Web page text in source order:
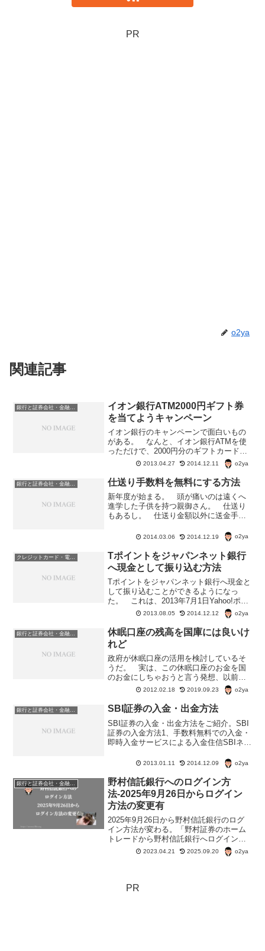
PR
o2ya
関連記事
イオン銀行ATM2000円ギフト券
を当てようキャンペーン
イオン銀行のキャンペーンで面白いもの
がある。 なんと、イオン銀行ATMを使
っただけで、2000円分のギフトカードが
当たる。 では、早速、イオン銀行
ATM・2000円ギフト券キャンペーンの内
容をご紹介。イオン銀行のATMを使っ
て、2000円の...
2013.04.27 2014.12.11 o2ya
銀行と証券会社・金融商品 仕送り手数料を無料にする方法
新年度が始まる。 頭が痛いのは遠くへ
進学した子供を持つ親御さん。 仕送り
もあるし。 仕送り金額以外に送金手数
は、この仕送りの送金手数料無料にする
手立てがある。仕送り手数料を無料にす
る方法・他の銀行への振り込...
2014.03.06 2014.12.19 o2ya
Tポイントをジャパンネット銀行
へ現金として振り込む方法
Tポイントをジャパンネット銀行へ現金と
して振り込むことができるようになっ
た。 これは、2013年7月1日Yahoo!ポイ
ントがYahoo!Japan限定Tポイントに変わ
ったため。 以前から、Yahoo!ポイント
をジャパンネット銀行へ現金とし...
2013.08.05 2014.12.12 o2ya
銀行と証券会社・金融商品
休眠口座の残高を国庫には良いけ
れど
政府が休眠口座の活用を検討しているそ
うだ。 実は、この休眠口座のお金を国
のお金にしちゃおうと言う発想、以前か
らあるらしい。 何度か、検討されて、
でも、銀行業界の反対で流れている。休
眠口座とは？ 長い間一度も取引が無
く、預金者と連絡がつかない...
2012.02.18 2019.09.23 o2ya
銀行と証券会社・金融商品 SBI証券の入金・出金方法
SBI証券の入金・出金方法をご紹介。SBI
証券の入金方法1、手数料無料での入金・
即時入金サービスによる入金住信SBIネッ
行・スルガ銀行・セブン銀行・三菱東京
UFJ銀行・三井住友銀行・みずほ銀行・
ゆうちょ銀行...
2013.01.11 2014.12.09 o2ya
銀行と証券会社・金融商品
野村信託銀行へのログイン方
法-2025年9月26日からログイン
方法の変更有
2025年9月26日から野村信託銀行のログ
イン方法が変わる。「野村証券のホーム
トレードから野村信託銀行へログインす
る」と「直接、野村信託銀行にログイン
する」の2種類あったログイン方法が【野
2023.04.21 2025.09.20 o2ya
PR